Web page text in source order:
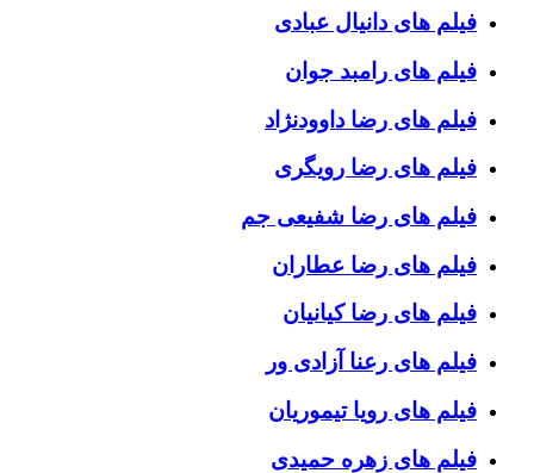
فیلم های دانیال عبادی
فیلم های رامبد جوان
فیلم های رضا داوودنژاد
فیلم های رضا رویگری
فیلم های رضا شفیعی جم
فیلم های رضا عطاران
فیلم های رضا کیانیان
فیلم های رعنا آزادی ور
فیلم های رویا تیموریان
فیلم های زهره حمیدی